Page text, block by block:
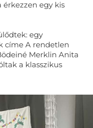
érkezzen egy kis
egy
címe A rendetlen
Merklin Anita
a klasszikus